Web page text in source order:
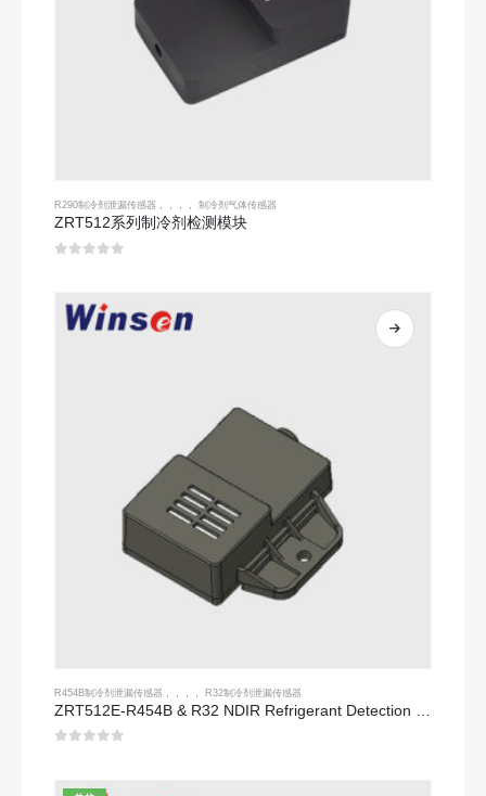
R290制冷剂泄漏传感器 制冷剂气体传感器
ZRT512系列制冷剂检测模块
R454B制冷剂泄漏传感器 R32制冷剂泄漏传感器